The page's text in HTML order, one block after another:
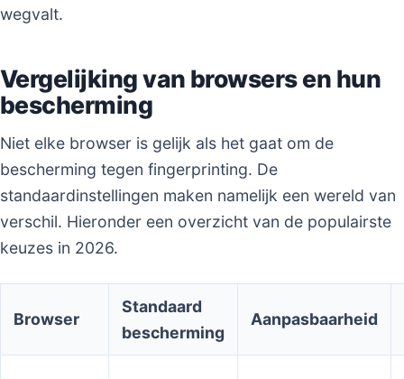
wegvalt.
Vergelijking van browsers en hun
bescherming
Niet elke browser is gelijk als het gaat om de
bescherming tegen fingerprinting. De
standaardinstellingen maken namelijk een wereld van
verschil. Hieronder een overzicht van de populairste
keuzes in 2026.
Browser
Standaard
bescherming
Aanpasbaarheid